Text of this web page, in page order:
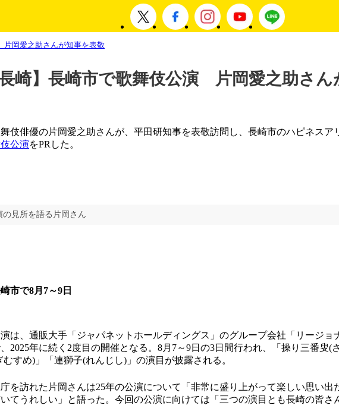
岡愛之助さんが知事を表敬
長崎】長崎市で歌舞伎公演 片岡愛之助さん
伎俳優の片岡愛之助さんが、平田研知事を表敬訪問し、長崎市のハピネスア
公演をPRした。
の見所を語る片岡さん
市で8月7～9日
は、通販大手「ジャパネットホールディングス」のグループ会社「リージョ
2025年に続く2度目の開催となる。8月7～9日の3日間行われ、「操り三番叟(
むすめ)」「連獅子(れんじし)」の演目が披露される。
を訪れた片岡さんは25年の公演について「非常に盛り上がって楽しい思い出
てうれしい」と語った。今回の公演に向けては「三つの演目とも長崎の皆さ